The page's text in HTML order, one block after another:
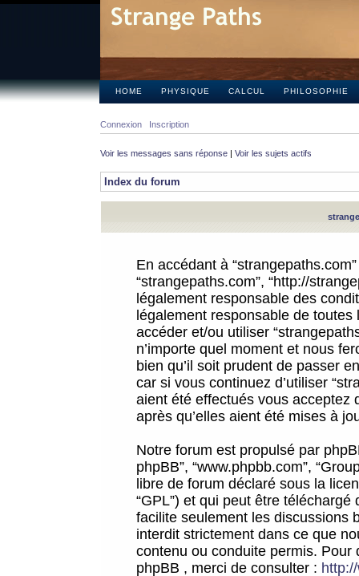
HOME PHYSIQUE CALCUL PHILOSOPHIE
Connexion Inscription
Voir les messages sans réponse | Voir les sujets actifs
Index du forum
En accédant à
“strangepaths.com”, “http://
légalement responsable des
légalement responsable de
accéder et/ou utiliser
n’importe quel moment et nous
bien qu’il soit prudent de passer
car si vous continuez d’utiliser
aient été effectués vous acceptez
après qu’elles aient été mises à
Notre forum est propulsé par
phpBB”, “www.phpbb.com”,
libre de forum déclaré sous la
“GPL”) et qui peut être téléchargé
facilite seulement les discussions
interdit strictement dans ce que
contenu ou conduite permis.
phpBB , merci de consulter :